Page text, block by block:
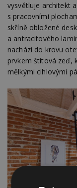
vysvětluje architekt
s pracovními
skříně obložené
a antracitového
nachází do krovu
prvkem štítová zeď,
mělkými cihlovými